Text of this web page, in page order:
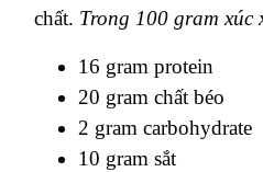
chất. Trong 100 gram xúc
16 gram protein
20 gram chất béo
2 gram carbohydrate
10 gram sắt